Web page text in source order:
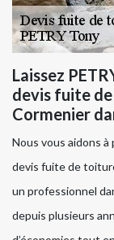
Laissez
devis fuite
Cormenier
Nous vous aidons
devis fuite de
un professionnel
depuis plusieurs